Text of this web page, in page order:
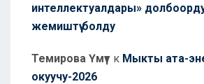
интеллектуалдары»
жемиштүү болду
Темирова Үмүт к Мыкты ата-
окуучу-2026